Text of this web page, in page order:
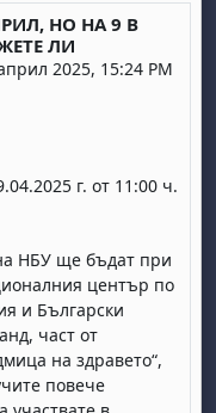
НО НА 9 В
ЛИ
2025, 15:24 PM
г. от 11:00 ч.
НБУ ще бъдат при
център по
и Български
част от
на здравето“,
повече